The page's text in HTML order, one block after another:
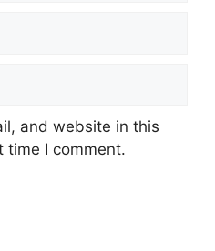
and website in this
time I comment.